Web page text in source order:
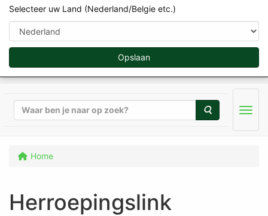
[WEBSHOP_JAVASCRIPT] [TEMPLATE_HEADER_SCRIPTS]
Zoeken Menu
Home
Herroepingslink
Selecteer uw Land (Nederland/Belgie etc.)
Opslaan